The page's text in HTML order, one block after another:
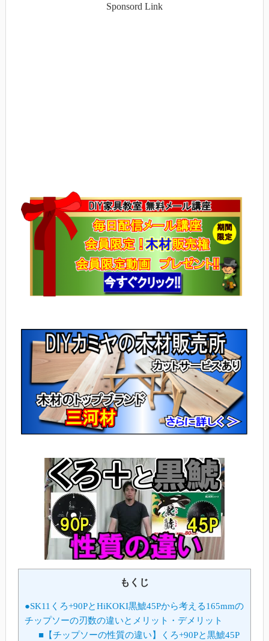
Sponsord Link
もくじ
●SK11くろ+90PとHiKOKI黒鯱45Pから考える165mmの
チップソーの刃数の違いとメリット・デメリット
■【チップソーの性質の違い】くろ+90Pと黒鯱45P